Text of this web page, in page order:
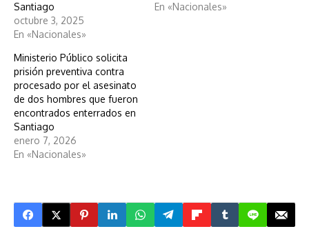
Santiago
octubre 3, 2025
En «Nacionales»
En «Nacionales»
Ministerio Público solicita
prisión preventiva contra
procesado por el asesinato
de dos hombres que fueron
encontrados enterrados en
Santiago
enero 7, 2026
En «Nacionales»